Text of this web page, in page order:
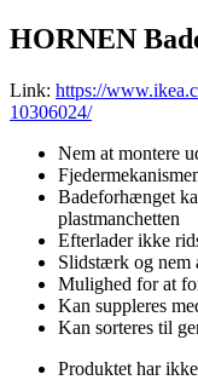
HORNEN
Link: https://
10306024/
Nem at montere
Badeforhænget
plastmanchetten
Efterlader ikke
Slidstærk og nem
Mulighed for at
Kan suppleres
Kan sorteres til
Produktet har